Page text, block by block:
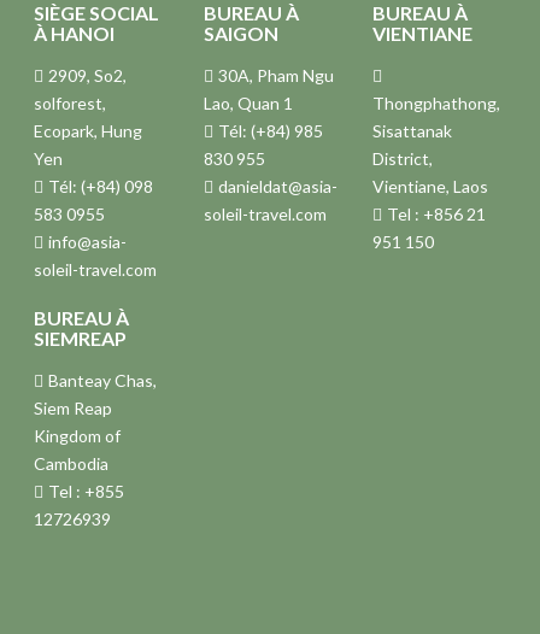
SIÈGE SOCIAL
À HANOI
2909, So2,
solforest,
Ecopark, Hung
Yen
Tél: (+84) 098
583 0955
info@asia-
soleil-travel.com
BUREAU À
SAIGON
30A, Pham Ngu
Lao, Quan 1
Tél: (+84) 985
830 955
danieldat@asia-
soleil-travel.com
BUREAU À
VIENTIANE
Thongphathong,
Sisattanak
District,
Vientiane, Laos
Tel : +856 21
951 150
BUREAU À
SIEMREAP
Banteay Chas,
Siem Reap
Kingdom of
Cambodia
Tel : +855
12726939